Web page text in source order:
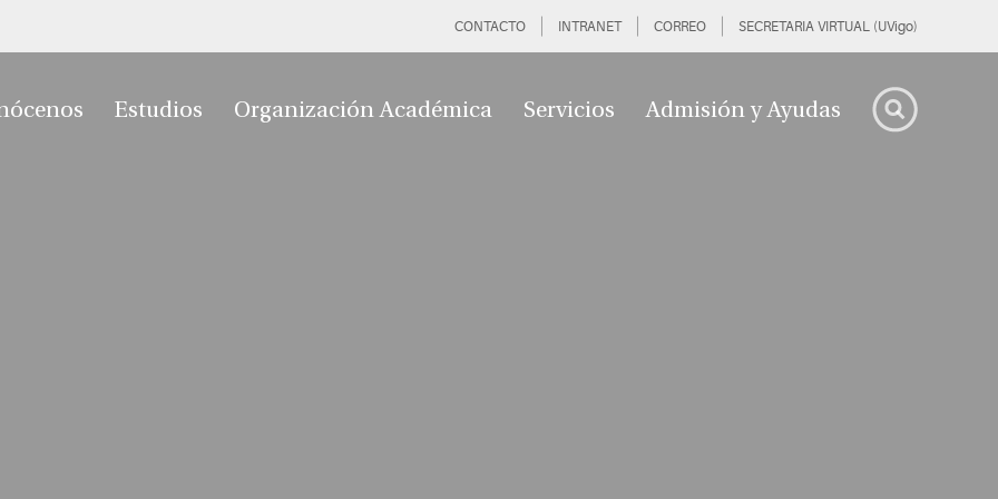
CONTACTO INTRANET CORREO SECRETARIA VIRTUAL (UVigo)
Estudios Organización Académica Servicios Admisión y Ayudas